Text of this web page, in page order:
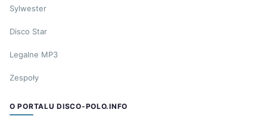
Sylwester
Disco Star
Legalne MP3
Zespoły
O PORTALU DISCO-POLO.INFO